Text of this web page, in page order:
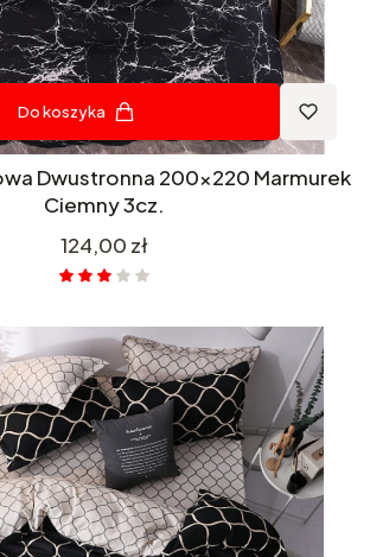
Do koszyka
Dwustronna 200x220 Marmurek
Ciemny 3cz.
Cena
124,00 zł